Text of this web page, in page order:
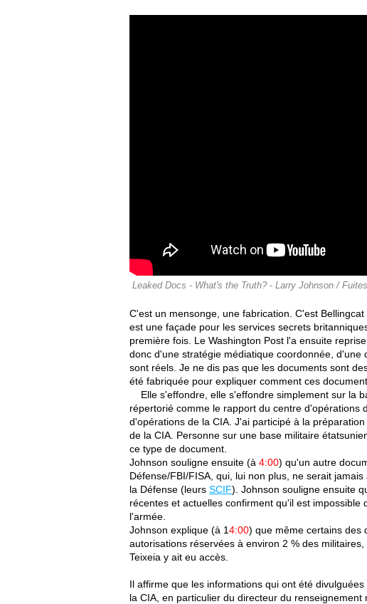
Leaked Docs - What's the Truth? - Larry Johnson /
C'est un mensonge, une fabrication. C'est
est une façade pour les services secrets
première fois. Le Washington Post l'a ensuite
donc d'une stratégie médiatique coordonnée,
sont réels. Je ne dis pas que les documents sont
été fabriquée pour expliquer comment ces
Elle s'effondre, elle s'effondre simplement sur la
répertorié comme le rapport du centre d'opérations
d'opérations de la CIA. J'ai participé à la
de la CIA. Personne sur une base militaire
ce type de document.
Johnson souligne ensuite (à 4:00) qu'un autre
Défense/FBI/FISA, qui, lui non plus, ne serait
la Défense (leurs SCIF). Johnson souligne ensuite
récentes et actuelles confirment qu'il est
l'armée.
Johnson explique (à 14:00) que même certains des
autorisations réservées à environ 2 % des
Teixeia y ait eu accès.
Il affirme que les informations qui ont été
la CIA, en particulier du directeur du